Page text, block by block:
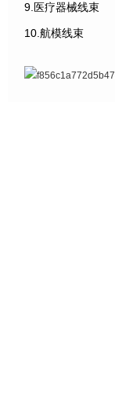
9.医疗器械线束
10.航模线束